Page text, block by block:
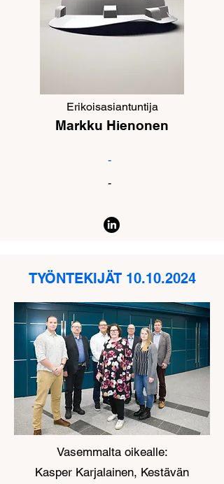
Erikoisasiantuntija
Markku Hienonen
-
-
TYÖNTEKIJÄT 10.10.2024
Vasemmalta oikealle:
Kasper Karjalainen, Kestävän